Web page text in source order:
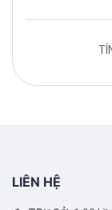
LIÊN HỆ